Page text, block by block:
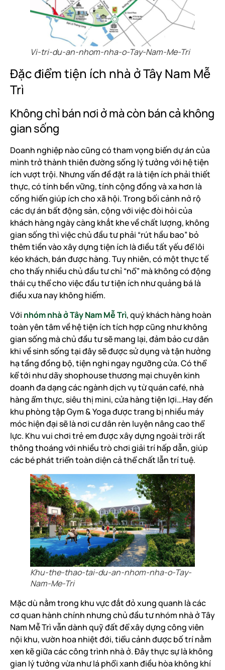
Vi-tri-du-an-nhom-nha-o-Tay-Nam-Me-Tri
Đặc điểm tiện ích nhà ở Tây Nam Mễ
Trì
Không chỉ bán nơi ở mà còn bán cả không
gian sống
Doanh nghiệp nào cũng có tham vọng biến dự án của
mình trở thành thiên đường sống lý tưởng với hệ tiện
ích vượt trội. Nhưng vấn đề đặt ra là tiện ích phải thiết
thực, có tính bền vững, tính cộng đồng và xa hơn là
cống hiến giúp ích cho xã hội. Trong bối cảnh nở rộ
các dự án bất động sản, cộng với việc đòi hỏi của
khách hàng ngày càng khắt khe về chất lượng, không
gian sống thì việc chủ đầu tư phải “rút hầu bao” bỏ
thêm tiền vào xây dựng tiện ích là điều tất yếu để lôi
kéo khách, bán được hàng. Tuy nhiên, có một thực tế
cho thấy nhiều chủ đầu tư chỉ “nổ” mà không có động
thái cụ thể cho việc đầu tư tiện ích như quảng bá là
điều xưa nay không hiếm.
Với nhóm nhà ở Tây Nam Mễ Trì, quý khách hàng hoàn
toàn yên tâm về hệ tiện ích tích hợp cũng như không
gian sống mà chủ đầu tư sẽ mang lại, đảm bảo cư dân
khi về sinh sống tại đây sẽ được sử dụng và tận hưởng
hạ tầng đồng bộ, tiện nghi ngay ngưỡng cửa. Có thể
kể tới như dãy shophouse thương mại chuyên kinh
doanh đa dạng các ngành dịch vụ từ quán café, nhà
hàng ẩm thực, siêu thị mini, cửa hàng tiện lợi…Hay đến
khu phòng tập Gym & Yoga được trang bị nhiều máy
móc hiện đại sẽ là nơi cư dân rèn luyện nâng cao thể
lực. Khu vui chơi trẻ em được xây dựng ngoài trời rất
thông thoáng với nhiều trò chơi giải trí hấp dẫn, giúp
các bé phát triển toàn diện cả thể chất lẫn trí tuệ.
Khu-the-thao-tai-du-an-nhom-nha-o-Tay-
Nam-Me-Tri
Mặc dù nằm trong khu vực đắt đỏ xung quanh là các
cơ quan hành chính nhưng chủ đầu tư nhóm nhà ở Tây
Nam Mễ Trì vẫn dành quỹ đất để xây dựng công viên
nội khu, vườn hoa nhiệt đới, tiểu cảnh được bố trí nằm
xen kẽ giữa các công trình nhà ở. Đây thực sự là không
gian lý tưởng vừa như lá phổi xanh điều hòa không khí